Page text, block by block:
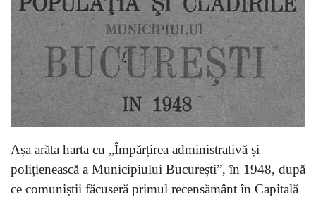
Așa arăta harta cu „Împărțirea administrativă și
polițienească a Municipiului București”, în 1948, după
ce comuniștii făcuseră primul recensământ în Capitală